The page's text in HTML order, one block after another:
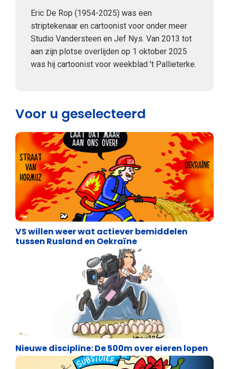
Eric De Rop (1954-2025) was een
striptekenaar en cartoonist voor onder meer
Studio Vandersteen en Jef Nys. Van 2013 tot
aan zijn plotse overlijden op 1 oktober 2025
was hij cartoonist voor weekblad 't Pallieterke.
Voor u geselecteerd
Cartoons
VS willen weer wat actiever bemiddelen
tussen Rusland en Oekraïne
Nieuwe discipline: De 500m over eieren lopen